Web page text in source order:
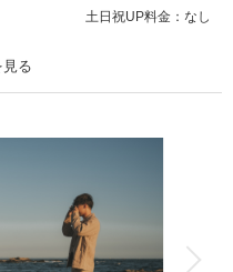
土日祝UP料金： なし
ット
挙式